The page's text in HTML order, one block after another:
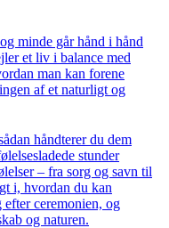
minde går hånd i hånd
et liv i balance med
man kan forene
af et naturligt og
håndterer du dem
stunder
– fra sorg og savn til
i, hvordan du kan
ceremonien, og
og naturen.